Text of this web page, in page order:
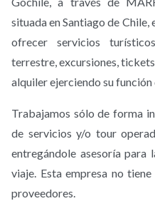
situada en Santiago de
ofrecer servicios
terrestre, excursiones,
alquiler ejerciendo su función
Trabajamos sólo de forma
de servicios y/o tour
entregándole asesoría para
viaje. Esta empresa no
proveedores.